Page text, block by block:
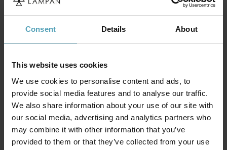
Consent Details About
This website uses cookies
We use cookies to personalise content and ads, to
provide social media features and to analyse our traffic.
We also share information about your use of our site with
our social media, advertising and analytics partners who
may combine it with other information that you’ve
provided to them or that they’ve collected from your use
LIGHTSON
Kabel 2.5m
LIGHTSON
Kabel 5m